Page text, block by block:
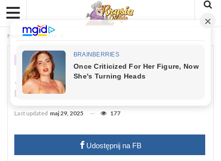
Home Historie
HISTORIE
Jak Zrobić Aksamitny Krem Malinowy
Do Każdego Tortu
Last updated maj 29, 2025 177
Udostępnij na FB